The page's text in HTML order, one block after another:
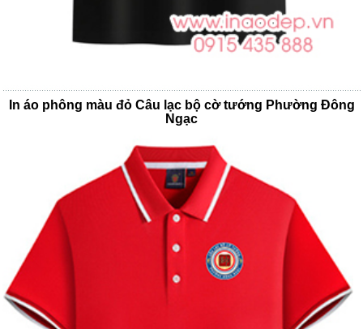
In áo phông màu đỏ Câu lạc bộ cờ tướng Phường Đông
Ngạc